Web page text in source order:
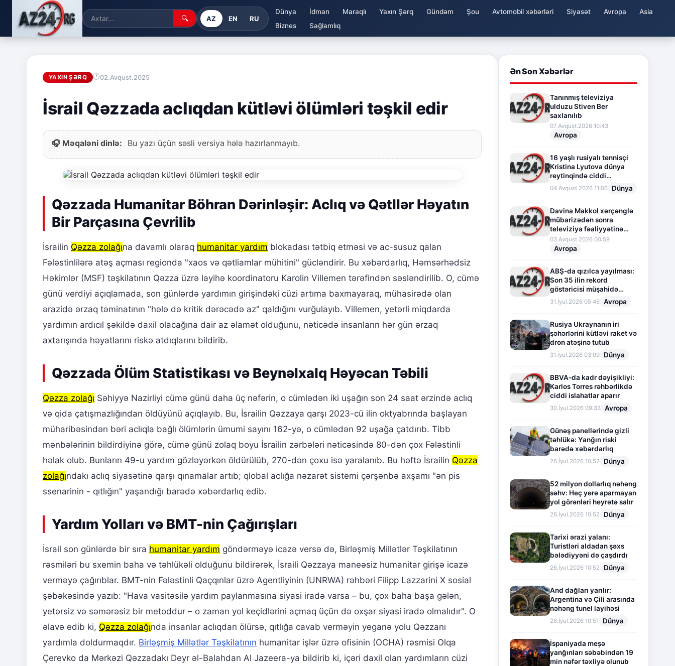
🔍 AZ EN RU
Dünya İdman Maraqlı Yaxın Şərq Gündəm Şou Avtomobil xəbərləri Siyasət Avropa
Asia
Biznes
Sağlamlıq
YAXIN ŞƏRQ 02.Avqust.2025
İsrail Qəzzada aclıqdan kütləvi ölümləri təşkil edir
🎧 Məqaləni dinlə: Bu yazı üçün səsli versiya hələ hazırlanmayıb.
Qəzzada Humanitar Böhran Dərinləşir: Aclıq və Qətllər Həyatın
Bir Parçasına Çevrilib
İsrailin Qəzza zolağına davamlı olaraq humanitar yardım blokadası tətbiq etməsi və ac-susuz qalan
Fələstinlilərə atəş açması regionda "xaos və qətliamlar mühitini" gücləndirir. Bu xəbərdarlıq, Həmsərhədsiz
Həkimlər (MSF) təşkilatının Qəzza üzrə layihə koordinatoru Karolin Villemen tərəfindən səsləndirilib. O, cümə
günü verdiyi açıqlamada, son günlərdə yardımın girişindəki cüzi artıma baxmayaraq, mühasirədə olan
ərazidə ərzaq təminatının "hələ də kritik dərəcədə az" qaldığını vurğulayıb. Villemen, yetərli miqdarda
yardımın ardıcıl şəkildə daxil olacağına dair az əlamət olduğunu, nəticədə insanların hər gün ərzaq
axtarışında həyatlarını riskə atdıqlarını bildirib.
Qəzzada Ölüm Statistikası və Beynəlxalq Həyəcan Təbili
Qəzza zolağı Səhiyyə Nazirliyi cümə günü daha üç nəfərin, o cümlədən iki uşağın son 24 saat ərzində aclıq
və qida çatışmazlığından öldüyünü açıqlayıb. Bu, İsrailin Qəzzaya qarşı 2023-cü ilin oktyabrında başlayan
müharibəsindən bəri aclıqla bağlı ölümlərin ümumi sayını 162-yə, o cümlədən 92 uşağa çatdırıb. Tibb
mənbələrinin bildirdiyinə görə, cümə günü zolaq boyu İsrailin zərbələri nəticəsində 80-dən çox Fələstinli
həlak olub. Bunların 49-u yardım gözləyərkən öldürülüb, 270-dən çoxu isə yaralanıb. Bu həftə İsrailin Qəzza
zolağındakı aclıq siyasətinə qarşı qınamalar artıb; qlobal aclığa nəzarət sistemi çərşənbə axşamı "ən pis
ssenarinin - qıtlığın" yaşandığı barədə xəbərdarlıq edib.
Yardım Yolları və BMT-nin Çağırışları
İsrail son günlərdə bir sıra humanitar yardım göndərməyə icazə versə də, Birləşmiş Millətlər Təşkilatının
rəsmiləri bu sxemin baha və təhlükəli olduğunu bildirərək, İsraili Qəzzaya maneəsiz humanitar girişə icazə
verməyə çağırıblar. BMT-nin Fələstinli Qaçqınlar üzrə Agentliyinin (UNRWA) rəhbəri Filipp Lazzarini X sosial
şəbəkəsində yazıb: "Hava vasitəsilə yardım paylanmasına siyasi iradə varsa – bu, çox baha başa gələn,
yetərsiz və səmərəsiz bir metoddur – o zaman yol keçidlərini açmaq üçün də oxşar siyasi iradə olmalıdır". O
əlavə edib ki, Qəzza zolağında insanlar aclıqdan ölürsə, qıtlığa cavab verməyin yeganə yolu Qəzzanı
yardımla doldurmaqdır. Birləşmiş Millətlər Təşkilatının humanitar işlər üzrə ofisinin (OCHA) rəsmisi Olqa
Çerevko da Mərkəzi Qəzzadakı Deyr əl-Balahdan Al Jazeera-ya bildirib ki, içəri daxil olan yardımların cüzi
Ən Son Xəbərlər
Tanınmış televiziya
ulduzu Stiven Ber
saxlanılıb
07.Avqust.2026 10:43
Avropa
16 yaşlı rusiyalı tennisçi
Kristina Lyutova dünya
reytinqində ciddi
irəliləyişə imza atdı
04.Avqust.2026 11:06 Dünya
Davina Makkol xərçənglə
mübarizədən sonra
televiziya fəaliyyətinə
fasilə verir
03.Avqust.2026 00:59
Avropa
ABŞ-da qızılca yayılması:
Son 35 ilin rekord
göstəricisi müşahidə
olunur
31.İyul.2026 05:46 Avropa
Rusiya Ukraynanın iri
şəhərlərini kütləvi raket və
dron atəşinə tutub
31.İyul.2026 03:09 Dünya
BBVA-da kadr dəyişikliyi:
Karlos Torres rəhbərlikdə
ciddi islahatlar aparır
30.İyul.2026 09:33 Avropa
Günəş panellərində gizli
təhlükə: Yanğın riski
barədə xəbərdarlıq
26.İyul.2026 10:52 Dünya
52 milyon dollarlıq nəhəng
səhv: Heç yerə aparmayan
yol görənləri heyrətə salır
26.İyul.2026 10:52 Dünya
Tarixi ərazi yalanı:
Turistləri aldadan şəxs
bələdiyyəni də çaşdırdı
26.İyul.2026 10:52 Dünya
And dağları yarılır:
Argentina və Çili arasında
nəhəng tunel layihəsi
26.İyul.2026 10:51 Dünya
İspaniyada meşə
yanğınları səbəbindən 19
min nəfər təxliyə olunub